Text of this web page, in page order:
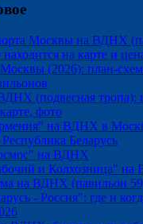
Москвы на ВДНХ
на карте и
(2026): план-
(подвесная тропа):
фото
на ВДНХ в
Беларусь
на ВДНХ
и Колхозница"
на ВДНХ (павильон
- Россия": где и